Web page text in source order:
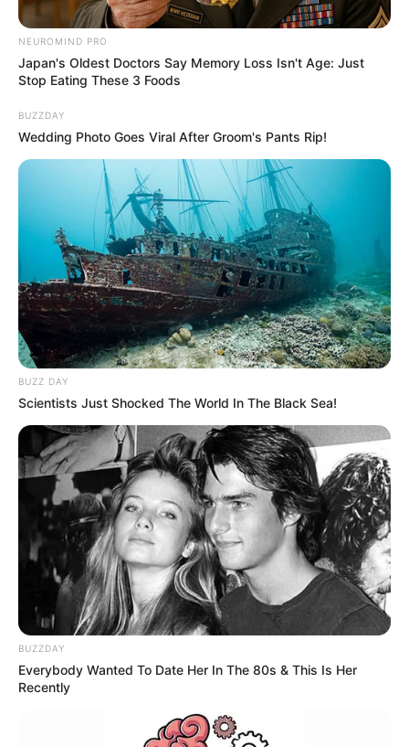
Alcaldía de Bucaramanga
Instalaciones Administración Municipal.
Por: Juan David Quijano Castillo
Noviembre 5, 2025
COMPARTIR
UNIRSE AL CANAL DE WHATSAPP
El alcalde encargado de Bucaramanga, Javier Augusto
Sarmiento Olarte, quien llegó a ocupar este cargo hace
solo algunas semanas,solicitó la carta de renuncia a
todos los secretarios de la administración municipal.
La decisión, al parecer, la habría tomado al
percatarse de
algunas anomalías e inconsistenciasen las secretarías y
por ese motivo estaría buscando que en los alrededor de
40 días que le quedan de mandato(hasta el 14 de
diciembre, día de las elecciones atípicas),
, para garantizar
durante su administración transitoria en la
NEUROMIND PRO
Japan's Oldest Doctors Say Memory Loss Isn't Age: Just
Stop Eating These 3 Foods
BUZZDAY
Wedding Photo Goes Viral After Groom's Pants Rip!
BUZZ DAY
Scientists Just Shocked The World In The Black Sea!
BUZZDAY
Everybody Wanted To Date Her In The 80s & This Is Her
Recently